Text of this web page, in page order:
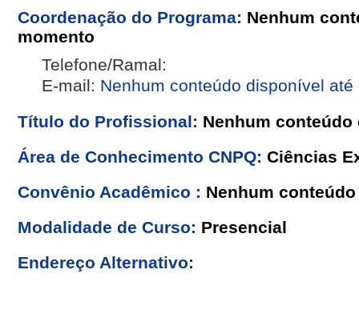
Coordenação do Programa: Nenhum
momento
Telefone/Ramal:
E-mail: Nenhum conteúdo disponível até
Título do Profissional: Nenhum
Área de Conhecimento CNPQ: Ciências
Convênio Acadêmico : Nenhum
Modalidade de Curso: Presencial
Endereço Alternativo: